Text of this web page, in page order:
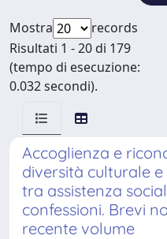
Mostra
records
Risultati 1 - 20 di 179
(tempo di esecuzione:
0.032 secondi).
Accoglienza e
diversità culturale
tra assistenza
confessioni. Brevi
recente volume